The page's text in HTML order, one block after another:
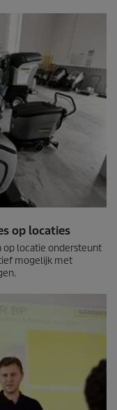
op locaties
op locatie ondersteunt
mogelijk met